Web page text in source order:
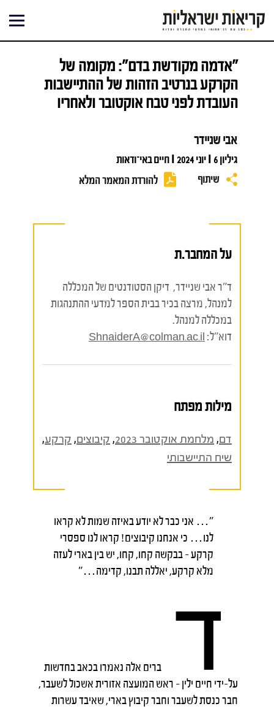
לתוכן
"אדמה מקודשת בדם": מקומה של
הקרקע בנרטיב הזהות של ההתיישבות
העובדת לפני טבח אוקטובר ולאחריו
אבי שניידר
גיליון 6 I יוני 2024 I חיים באי־ודאות
להורדת המאמר המלא
שיתוף
על המחבר.ת
ד"ר אבי שניידר, דיקן הסטודנטים של המכללה
למנהל, מרצה בכיר בבית הספר למדעי ההתנהגות
במכללה למנהל.
דוא"ל: ShnaiderA@colman.ac.il
מילות מפתח
דם, מלחמת אוקטובר 2023 , קיבוצים, קרקע,
שיח התיישבותי
"… אני כבר לא יודע באיזה שמות לא קראו
לנו… כי אנחנו קיבוצים! קראו לנו ספסרי
קרקע – בבקשה קחו, קחו, יש בין בארי לעזה
מלא קרקע, יאללה תבנו, קדימה…"
ד
ברים אלה נאמרו בכאב בחדשות
על-ידי חיים ילין – ראש המועצה אזורית אשכול לשעבר,
חבר כנסת לשעבר וחבר קיבוץ בארי, שאיבד עשרות